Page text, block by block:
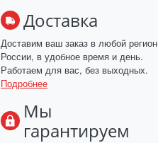
Доставка
Доставим ваш заказ в любой регион
России, в удобное время и день.
Работаем для вас, без выходных.
Подробнее
Мы
гарантируем